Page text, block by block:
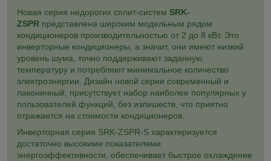
Новая серия недорогих сплит-систем SRK-
ZSPR представлена широким модельным рядом
кондиционеров производительностью от 2 до 8 кВт. Это
инверторные кондиционеры, а значит, они имеют низкий
уровень шума, точно поддерживают заданную
температуру и потребляют минимальное количество
электроэнергии. Дизайн новой серии современный и
лаконичный, присутствует набор наиболее популярных у
пользователей функций, без излишеств, что приятно
отражается на стоимости кондиционеров.
Инверторная серия SRK-ZSPR-S характеризуется
достаточно высокими показателями
энергоэффективности, обеспечивает быстрое охлаждение